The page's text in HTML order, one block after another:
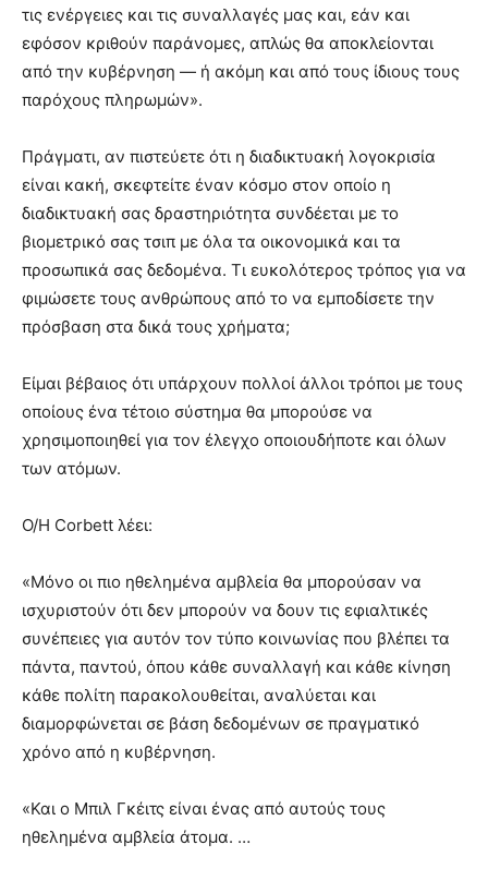
τις ενέργειες και τις συναλλαγές μας και, εάν και
εφόσον κριθούν παράνομες, απλώς θα αποκλείονται
από την κυβέρνηση — ή ακόμη και από τους ίδιους τους
παρόχους πληρωμών».
Πράγματι, αν πιστεύετε ότι η διαδικτυακή λογοκρισία
είναι κακή, σκεφτείτε έναν κόσμο στον οποίο η
διαδικτυακή σας δραστηριότητα συνδέεται με το
βιομετρικό σας τσιπ με όλα τα οικονομικά και τα
προσωπικά σας δεδομένα. Τι ευκολότερος τρόπος για να
φιμώσετε τους ανθρώπους από το να εμποδίσετε την
πρόσβαση στα δικά τους χρήματα;
Είμαι βέβαιος ότι υπάρχουν πολλοί άλλοι τρόποι με τους
οποίους ένα τέτοιο σύστημα θα μπορούσε να
χρησιμοποιηθεί για τον έλεγχο οποιουδήποτε και όλων
των ατόμων.
Ο/Η Corbett λέει:
«Μόνο οι πιο ηθελημένα αμβλεία θα μπορούσαν να
ισχυριστούν ότι δεν μπορούν να δουν τις εφιαλτικές
συνέπειες για αυτόν τον τύπο κοινωνίας που βλέπει τα
πάντα, παντού, όπου κάθε συναλλαγή και κάθε κίνηση
κάθε πολίτη παρακολουθείται, αναλύεται και
διαμορφώνεται σε βάση δεδομένων σε πραγματικό
χρόνο από η κυβέρνηση.
«Και ο Μπιλ Γκέιτς είναι ένας από αυτούς τους
ηθελημένα αμβλεία άτομα. …